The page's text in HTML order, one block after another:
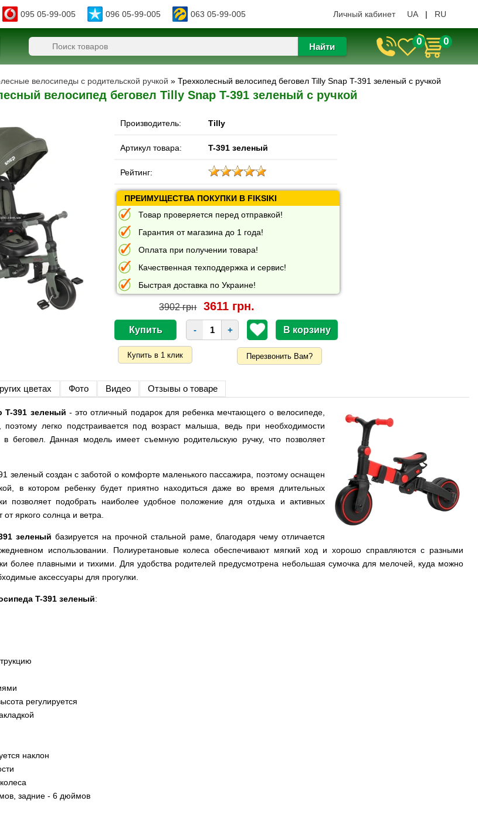
095 05-99-005 096 05-99-005 063 05-99-005 Личный кабинет UA | RU
Найти 0 0
велосипеды с родительской ручкой » Трехколесный велосипед беговел Tilly Snap T-391 зеленый с ручкой
велосипед беговел Tilly Snap T-391 зеленый с ручкой
Производитель: Tilly
Артикул товара: T-391 зеленый
Рейтинг:
ПРЕИМУЩЕСТВА ПОКУПКИ В FIKSIKI
Товар проверяется перед отправкой!
Гарантия от магазина до 1 года!
Оплата при получении товара!
Качественная техподдержка и сервис!
Быстрая доставка по Украине!
3902 грн 3611 грн.
- +
Перезвонить Вам?
цветах Фото Видео Отзывы о товаре
T-391 зеленый - это отличный подарок для ребенка мечтающего о велосипеде,
легко подстраивается под возраст малыша, ведь при необходимости
беговел. Данная модель имеет съемную родительскую ручку, что позволяет
зеленый создан с заботой о комфорте маленького пассажира, поэтому оснащен
в котором ребенку будет приятно находиться даже во время длительных
позволяет подобрать наиболее удобное положение для отдыха и активных
яркого солнца и ветра.
зеленый базируется на прочной стальной раме, благодаря чему отличается
использовании. Полиуретановые колеса обеспечивают мягкий ход и хорошо справляются с разными
более плавными и тихими. Для удобства родителей предусмотрена небольшая сумочка для мелочей, куда можно
аксессуары для прогулки.
T-391 зеленый:
регулируется
наклон
задние - 6 дюймов